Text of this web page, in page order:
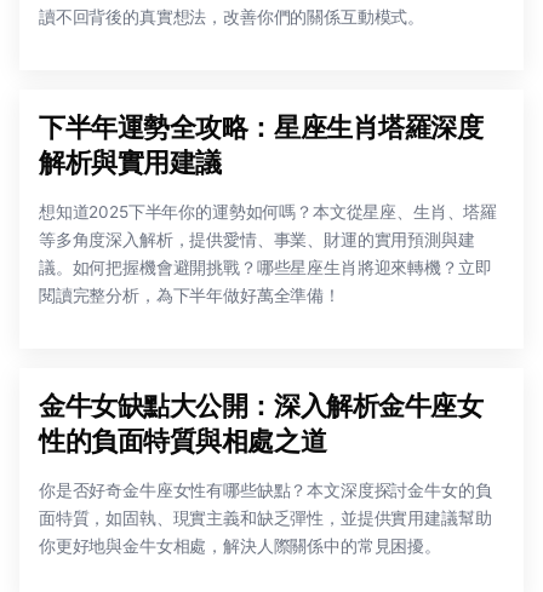
讀不回背後的真實想法，改善你們的關係互動模式。
下半年運勢全攻略：星座生肖塔羅深度
解析與實用建議
想知道2025下半年你的運勢如何嗎？本文從星座、生肖、塔羅
等多角度深入解析，提供愛情、事業、財運的實用預測與建
議。如何把握機會避開挑戰？哪些星座生肖將迎來轉機？立即
閱讀完整分析，為下半年做好萬全準備！
金牛女缺點大公開：深入解析金牛座女
性的負面特質與相處之道
你是否好奇金牛座女性有哪些缺點？本文深度探討金牛女的負
面特質，如固執、現實主義和缺乏彈性，並提供實用建議幫助
你更好地與金牛女相處，解決人際關係中的常見困擾。